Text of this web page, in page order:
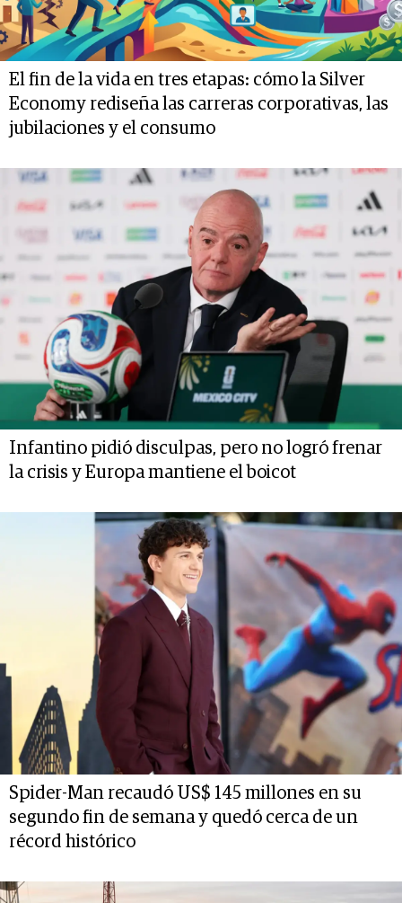
El fin de la vida en tres etapas: cómo la Silver
Economy rediseña las carreras corporativas, las
jubilaciones y el consumo
Infantino pidió disculpas, pero no logró frenar
la crisis y Europa mantiene el boicot
Spider-Man recaudó US$ 145 millones en su
segundo fin de semana y quedó cerca de un
récord histórico